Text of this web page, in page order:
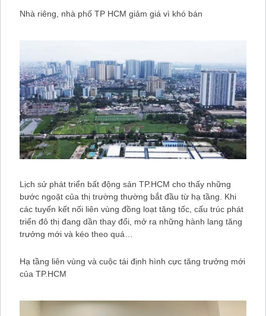
Nhà riêng, nhà phố TP HCM giảm giá vì khó bán
Lịch sử phát triển bất động sản TP.HCM cho thấy những
bước ngoặt của thị trường thường bắt đầu từ hạ tầng. Khi
các tuyến kết nối liên vùng đồng loạt tăng tốc, cấu trúc phát
triển đô thị đang dần thay đổi, mở ra những hành lang tăng
trưởng mới và kéo theo quá…
Hạ tầng liên vùng và cuộc tái định hình cực tăng trưởng mới
của TP.HCM